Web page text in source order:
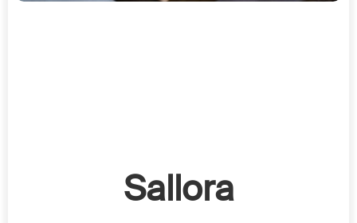
Sallora